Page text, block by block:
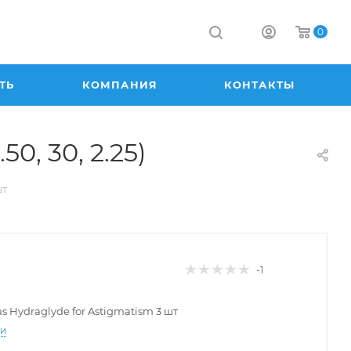
0
КОМПАНИЯ КОНТАКТЫ
30, 2.25)
-1
Hydraglyde for Astigmatism 3 шт